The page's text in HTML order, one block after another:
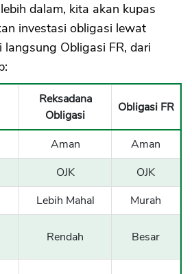
dalam, kita akan kupas
investasi obligasi lewat
langsung Obligasi FR, dari
Reksadana
Obligasi
Obligasi FR
Aman
Aman
OJK
OJK
Lebih Mahal Murah
Rendah Besar